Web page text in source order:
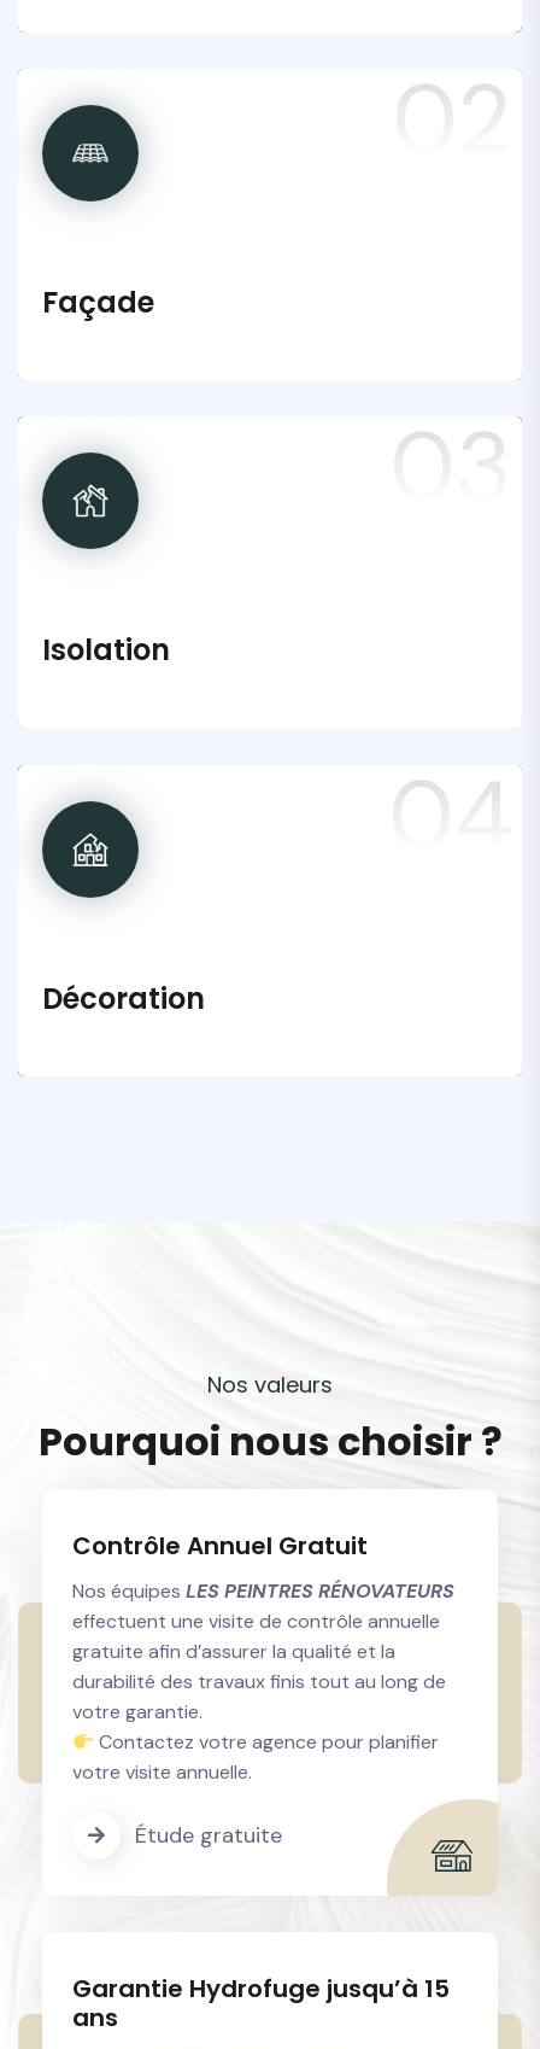
Façade
02
Isolation
03
Décoration
04
Nos valeurs
Pourquoi nous choisir ?
Contrôle Annuel Gratuit
Nos équipes LES PEINTRES RÉNOVATEURS
effectuent une visite de contrôle annuelle
gratuite afin d’assurer la qualité et la
durabilité des travaux finis tout au long de
votre garantie.
Contactez votre agence pour planifier
votre visite annuelle.
Étude gratuite
Garantie Hydrofuge jusqu’à 15
ans